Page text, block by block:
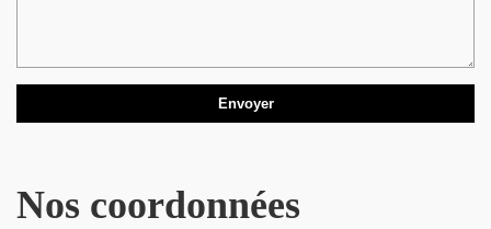
Nos coordonnées